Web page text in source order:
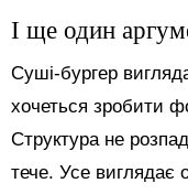
І ще один
Суші-бургер
хочеться зробити
Структура не
тече. Усе виглядає